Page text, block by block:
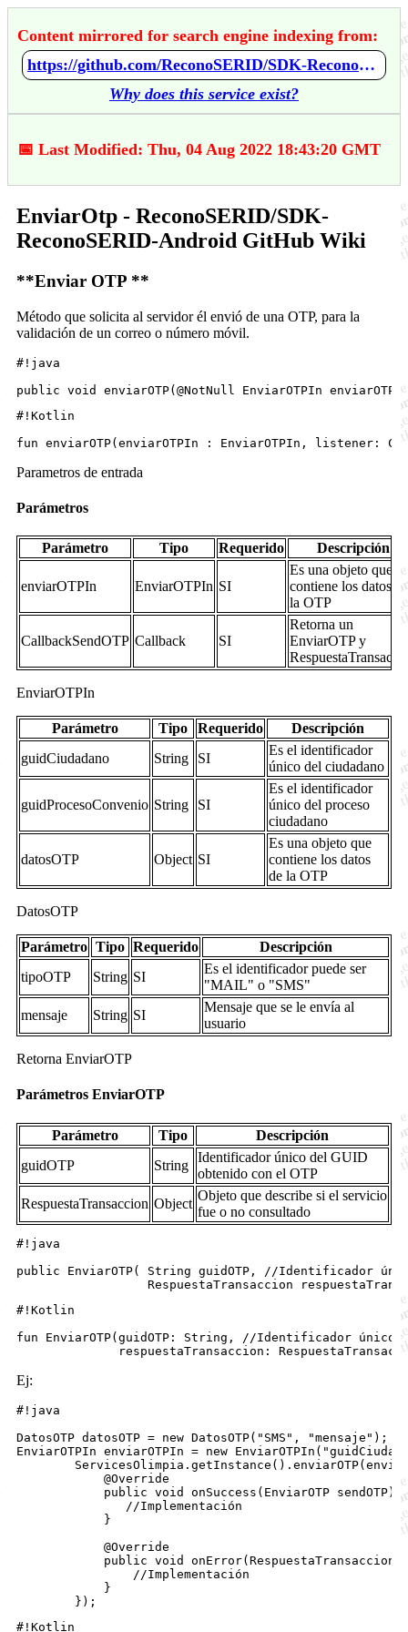
Content mirrored for search engine indexing from:
https://github.com/ReconoSERID/SDK-ReconoSERID-Android/wiki/EnviarOtp
Why does this service exist?
📅 Last Modified: Thu, 04 Aug 2022 18:43:20 GMT
EnviarOtp - ReconoSERID/SDK-
ReconoSERID-Android GitHub Wiki
**Enviar OTP **
Método que solicita al servidor él envió de una OTP, para la
validación de un correo o número móvil.
#!java
#!Kotlin
Parametros de entrada
Parámetros
Parámetro Tipo Requerido Descripción
enviarOTPIn EnviarOTPIn SI
Es una objeto que
contiene los datos de
la OTP
CallbackSendOTP Callback SI
Retorna un
EnviarOTP y
EnviarOTPIn
Parámetro Tipo Requerido
Descripción
guidCiudadano
String SI
Es el identificador
único del ciudadano
guidProcesoConvenio String SI
Es el identificador
único del proceso
ciudadano
datosOTP Object SI
Es una objeto que
contiene los datos
de la OTP
DatosOTP
Parámetro Tipo Requerido
Descripción
tipoOTP
String SI
Es el identificador puede ser
"MAIL" o "SMS"
mensaje
String SI
Mensaje que se le envía al
usuario
Retorna EnviarOTP
Parámetros EnviarOTP
Parámetro Tipo
Descripción
guidOTP
String
Identificador único del GUID
obtenido con el OTP
RespuestaTransaccion Object
Objeto que describe si el servicio
fue o no consultado
#!java
public EnviarOTP( String guidOTP, //Identificador
#!Kotlin
fun EnviarOTP(guidOTP: String, //Identificador único
Ej:
#!java
DatosOTP datosOTP = new DatosOTP("SMS", "mensaje");
EnviarOTPIn enviarOTPIn = new
            @Override
public void onSuccess(EnviarOTP sendOTP)
               //Implementación
            }
            @Override
public void onError(RespuestaTransaccion
                //Implementación
            }
#!Kotlin